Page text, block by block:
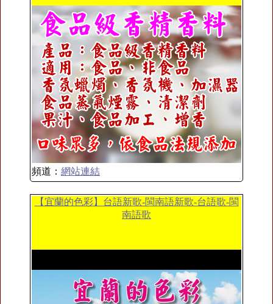
頻道： 網站連結
【宜蘭的色彩】台語新歌-閩南語新歌-台語歌-閩
南語歌